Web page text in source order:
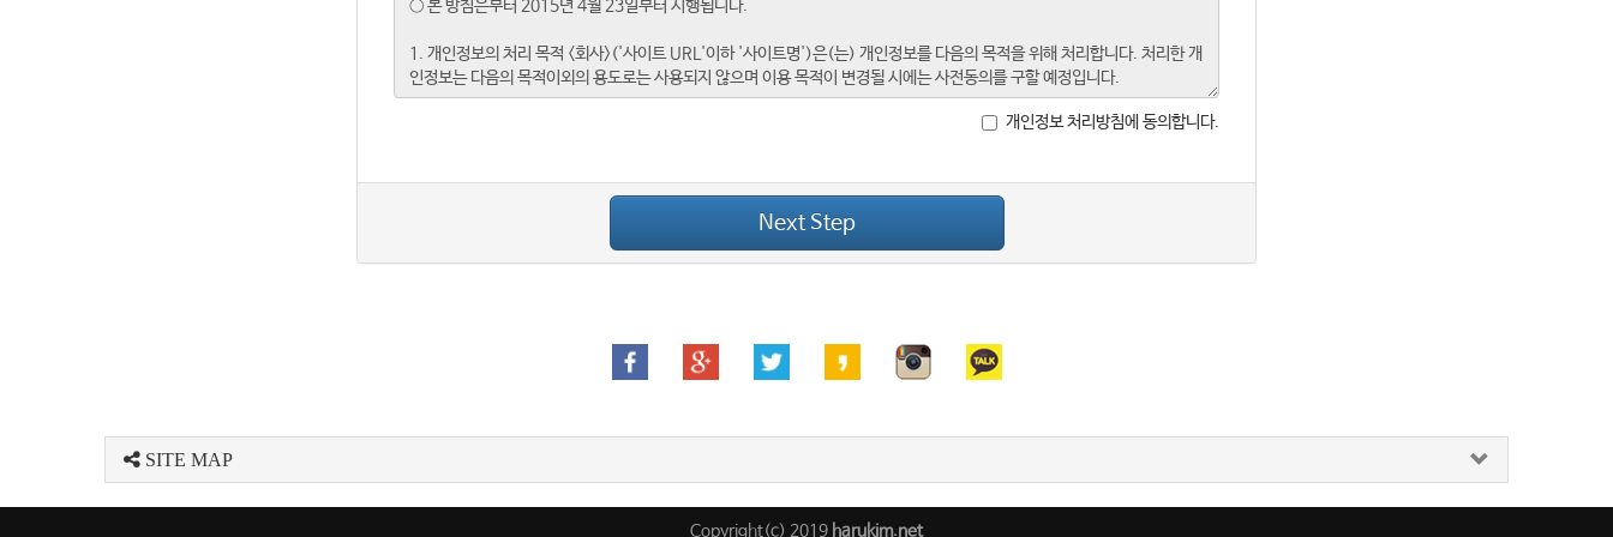
개인정보 처리방침에 동의합니다.
Next Step
SITE MAP
Copyright(c) 2019 harukim.net